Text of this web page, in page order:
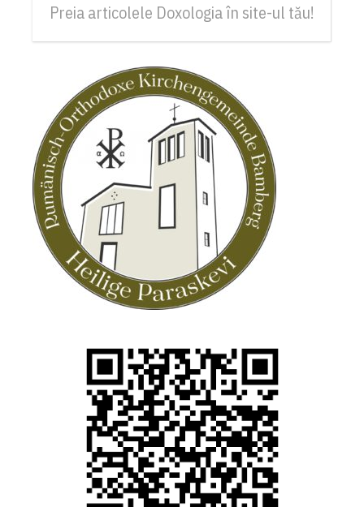
Preia articolele Doxologia în site-ul tău!